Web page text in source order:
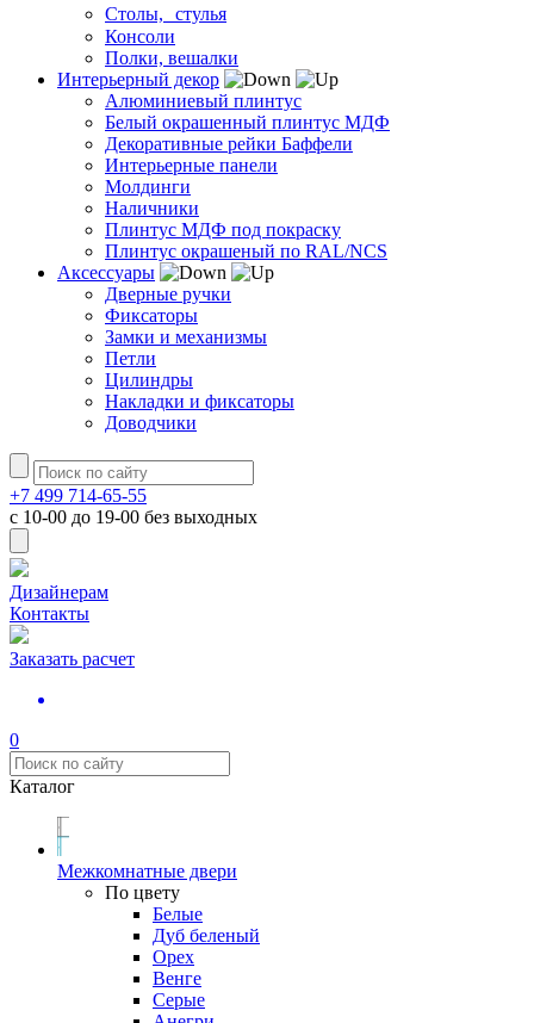
Столы, стулья
Консоли
Полки, вешалки
Интерьерный декор
Алюминиевый плинтус
Белый окрашенный плинтус МДФ
Декоративные рейки Баффели
Интерьерные панели
Молдинги
Наличники
Плинтус МДФ под покраску
Плинтус окрашеный по RAL/NCS
Аксессуары
Дверные ручки
Фиксаторы
Замки и механизмы
Петли
Цилиндры
Накладки и фиксаторы
Доводчики
+7 499 714-65-55
с 10-00 до 19-00 без выходных
Дизайнерам
Контакты
Заказать расчет
0
Каталог
Межкомнатные двери
По цвету
Белые
Дуб беленый
Орех
Венге
Серые